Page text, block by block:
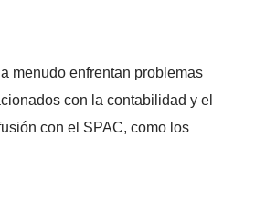
menudo enfrentan problemas
con la contabilidad y el
con el SPAC, como los